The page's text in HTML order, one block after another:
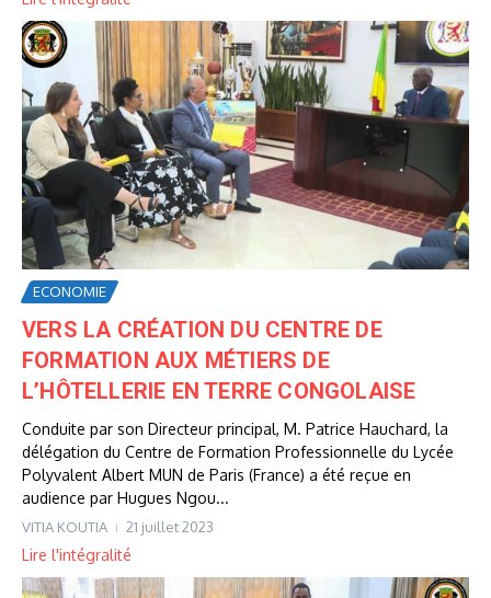
ECONOMIE
VERS LA CRÉATION DU CENTRE DE
FORMATION AUX MÉTIERS DE
L’HÔTELLERIE EN TERRE CONGOLAISE
Conduite par son Directeur principal, M. Patrice Hauchard, la
délégation du Centre de Formation Professionnelle du Lycée
Polyvalent Albert MUN de Paris (France) a été reçue en
audience par Hugues Ngou...
VITIA KOUTIA 21 juillet 2023
Lire l'intégralité